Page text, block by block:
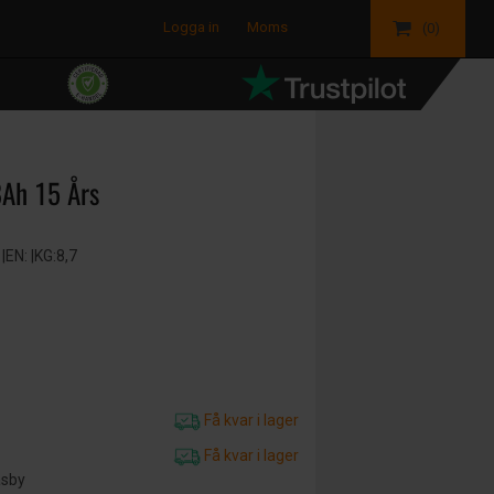
Logga in Moms (0)
15 Års
|KG:8,7
Få kvar i lager
Få kvar i lager